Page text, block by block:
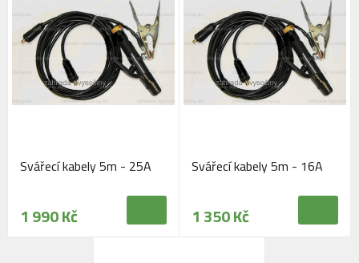
Svářecí kabely 5m - 25A
1 990 Kč
Svářecí kabely 5m - 16A
1 350 Kč